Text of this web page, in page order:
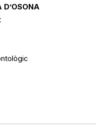
D’OSONA